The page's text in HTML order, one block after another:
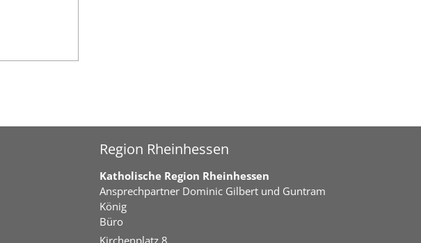
Region Rheinhessen
Katholische Region Rheinhessen
Ansprechpartner Dominic Gilbert und Guntram
König
Büro